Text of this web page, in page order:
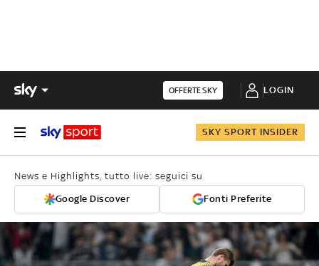
OFFERTE SKY LOGIN
SKY SPORT INSIDER
News e Highlights, tutto live: seguici su
Google Discover Fonti Preferite